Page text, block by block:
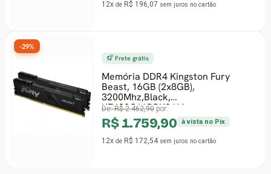
deR$ 196,07sem juros no cartão
Frete grátis
Memória DDR4 Kingston Fury
Beast, 16GB (2x8GB),
3200Mhz,Black,
KF432C16BBK2/16
De: R$ 2.462,90por:
R$ 1.759,90 à vista no Pix
deR$ 172,54sem juros no cartão
-29%